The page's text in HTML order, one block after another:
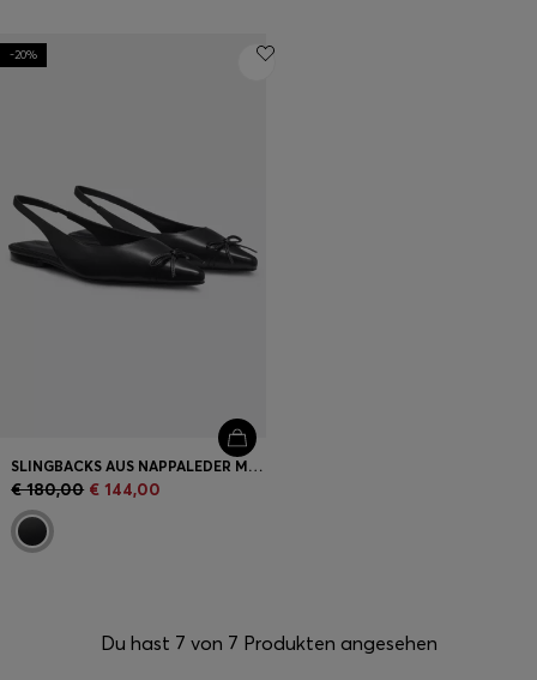
-20%
SLINGBACKS AUS NAPPALEDER MIT SCHLEIFE
€ 180,00 € 144,00
Du hast 7 von 7 Produkten angesehen